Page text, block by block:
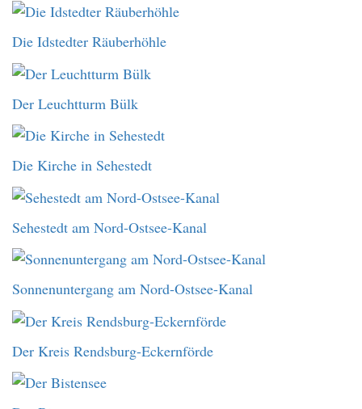
Die Idstedter Räuberhöhle
Der Leuchtturm Bülk
Die Kirche in Sehestedt
Sehestedt am Nord-Ostsee-Kanal
Sonnenuntergang am Nord-Ostsee-Kanal
Der Kreis Rendsburg-Eckernförde